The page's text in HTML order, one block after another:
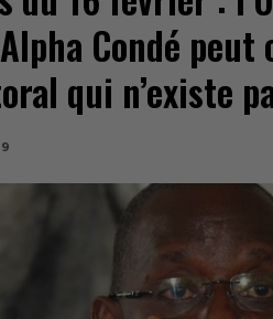
Condé
qui n’existe